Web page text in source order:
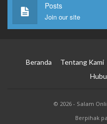
Posts
Join our site
Beranda Tentang Kami
© 2026 - Salam
Berpihak